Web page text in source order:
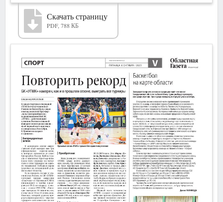
Скачать страницу
PDF, 788 КБ